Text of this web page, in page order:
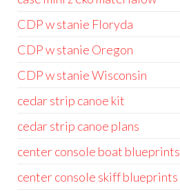
CDP w stanie Floryda
CDP w stanie Oregon
CDP w stanie Wisconsin
cedar strip canoe kit
cedar strip canoe plans
center console boat blueprints
center console skiff blueprints